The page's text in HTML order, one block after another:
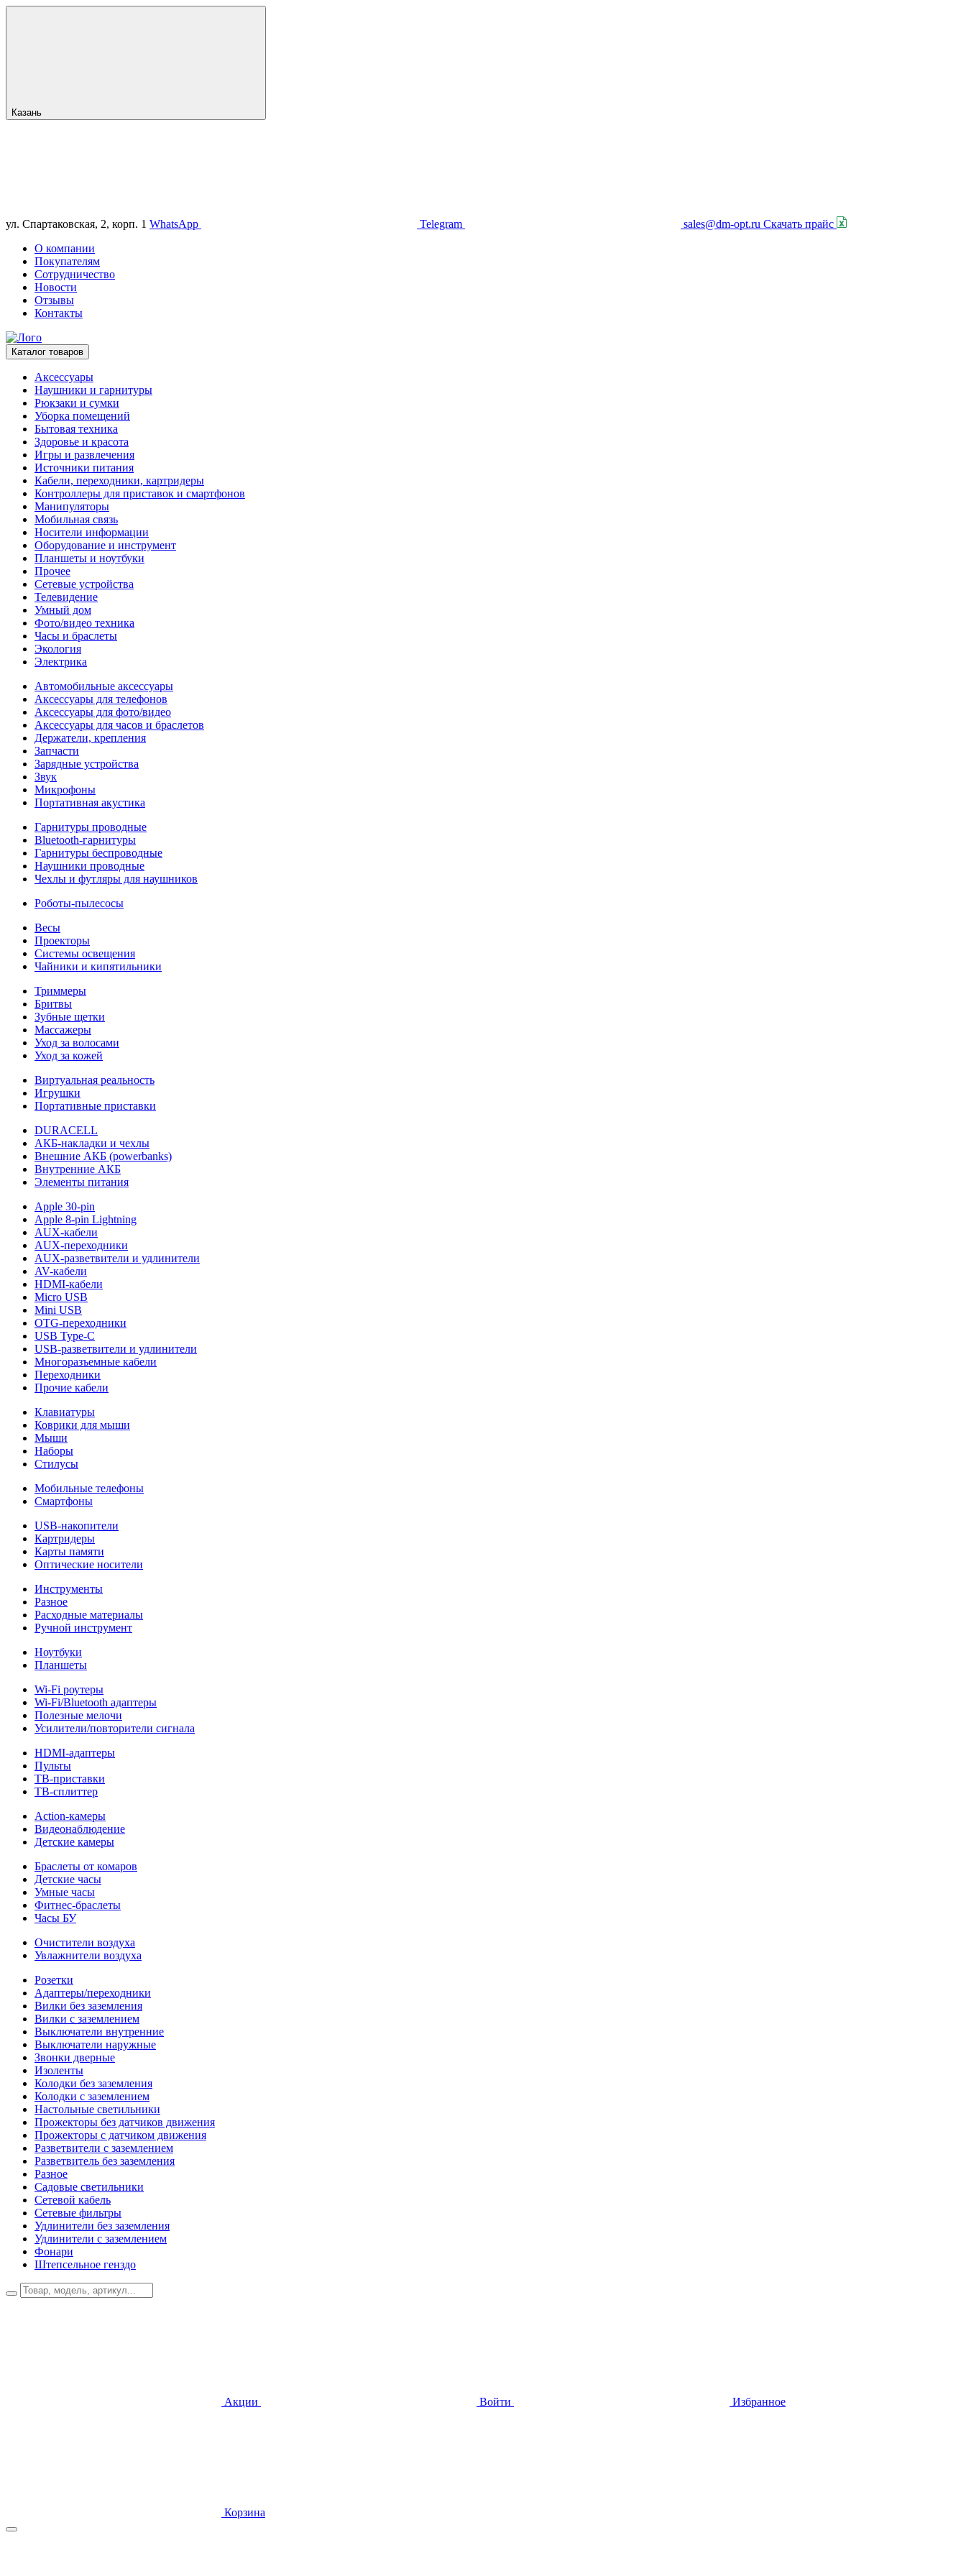
Казань
ул. Спартаковская, 2, корп. 1 WhatsApp Telegram sales@dm-opt.ru Скачать прайс
О компании
Покупателям
Сотрудничество
Новости
Отзывы
Контакты
Каталог товаров
Аксессуары
Наушники и гарнитуры
Рюкзаки и сумки
Уборка помещений
Бытовая техника
Здоровье и красота
Игры и развлечения
Источники питания
Кабели, переходники, картридеры
Контроллеры для приставок и смартфонов
Манипуляторы
Мобильная связь
Носители информации
Оборудование и инструмент
Планшеты и ноутбуки
Прочее
Сетевые устройства
Телевидение
Умный дом
Фото/видео техника
Часы и браслеты
Экология
Электрика
Автомобильные аксессуары
Аксессуары для телефонов
Аксессуары для фото/видео
Аксессуары для часов и браслетов
Держатели, крепления
Запчасти
Зарядные устройства
Звук
Микрофоны
Портативная акустика
Гарнитуры проводные
Bluetooth-гарнитуры
Гарнитуры беспроводные
Наушники проводные
Чехлы и футляры для наушников
Роботы-пылесосы
Весы
Проекторы
Системы освещения
Чайники и кипятильники
Триммеры
Бритвы
Зубные щетки
Массажеры
Уход за волосами
Уход за кожей
Виртуальная реальность
Игрушки
Портативные приставки
DURACELL
АКБ-накладки и чехлы
Внешние АКБ (powerbanks)
Внутренние АКБ
Элементы питания
Apple 30-pin
Apple 8-pin Lightning
AUX-кабели
AUX-переходники
AUX-разветвители и удлинители
AV-кабели
HDMI-кабели
Micro USB
Mini USB
OTG-переходники
USB Type-C
USB-разветвители и удлинители
Многоразъемные кабели
Переходники
Прочие кабели
Клавиатуры
Коврики для мыши
Мыши
Наборы
Стилусы
Мобильные телефоны
Смартфоны
USB-накопители
Картридеры
Карты памяти
Оптические носители
Инструменты
Разное
Расходные материалы
Ручной инструмент
Ноутбуки
Планшеты
Wi-Fi роутеры
Wi-Fi/Bluetooth адаптеры
Полезные мелочи
Усилители/повторители сигнала
HDMI-адаптеры
Пульты
ТВ-приставки
ТВ-сплиттер
Action-камеры
Видеонаблюдение
Детские камеры
Браслеты от комаров
Детские часы
Умные часы
Фитнес-браслеты
Часы БУ
Очистители воздуха
Увлажнители воздуха
Розетки
Адаптеры/переходники
Вилки без заземления
Вилки с заземлением
Выключатели внутренние
Выключатели наружные
Звонки дверные
Изоленты
Колодки без заземления
Колодки с заземлением
Настольные светильники
Прожекторы без датчиков движения
Прожекторы с датчиком движения
Разветвители с заземлением
Разветвитель без заземления
Разное
Садовые светильники
Сетевой кабель
Сетевые фильтры
Удлинители без заземления
Удлинители с заземлением
Фонари
Штепсельное генздо
Акции Войти Избранное
Корзина